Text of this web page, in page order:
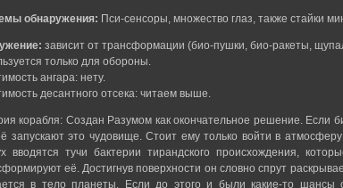
обнаружения: Пси-сенсоры, множество глаз, также стайки
зависит от трансформации (био-пушки, био-ракеты,
только для обороны.
ангара: нету.
десантного отсека: читаем выше.
корабля: Создан Разумом как окончательное решение. Если
запускают это чудовище. Стоит ему только войти в
вводятся тучи бактерии тирандского происхождения,
её. Достигнув поверхности он словно спрут
в тело планеты. Если до этого и были какие-то шансы